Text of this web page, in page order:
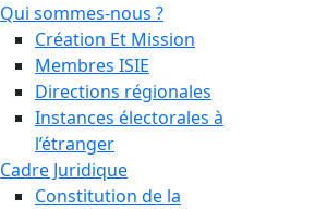
Qui sommes-nous ?
Création Et Mission
Membres ISIE
Directions régionales
Instances électorales à
l’étranger
Cadre Juridique
Constitution de la